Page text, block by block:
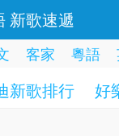
新歌速遞
客家 粵語
新歌排行 好